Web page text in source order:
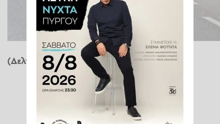
(Δελτίο Τύπου)